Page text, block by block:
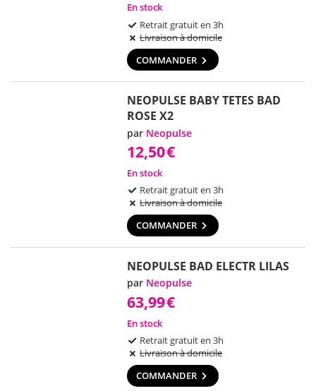
En stock
Retrait gratuit en 3h
Livraison à domicile
COMMANDER
NEOPULSE BABY TETES BAD
ROSE X2
par Neopulse
12,50€
En stock
Retrait gratuit en 3h
Livraison à domicile
COMMANDER
NEOPULSE BAD ELECTR LILAS
par Neopulse
63,99€
En stock
Retrait gratuit en 3h
Livraison à domicile
COMMANDER